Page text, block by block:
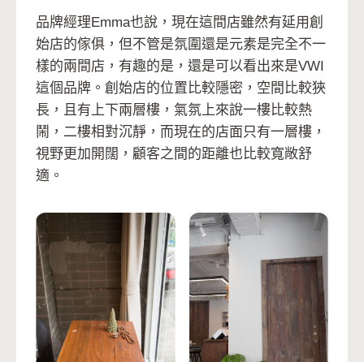
品牌經理Emma也說，現在這間店雖然有延用創
始店的傢俱，但不管是氛圍還是元素是完全不一
樣的兩間店，有趣的是，還是可以看出來是VWI
這個品牌。創始店的位置比較隱密，空間比較狹
長，且有上下兩層樓，氣氛上來說一樓比較熱
鬧，二樓相對沉靜，而現在的店面只有一層樓，
視野更加開闊，顧客之間的距離也比較寬敞舒
適。